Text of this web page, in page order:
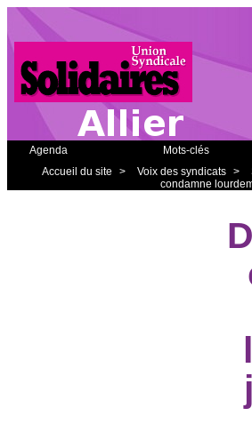
Agenda Mots-clés
Accueil du site
> Voix des syndicats >
condamne